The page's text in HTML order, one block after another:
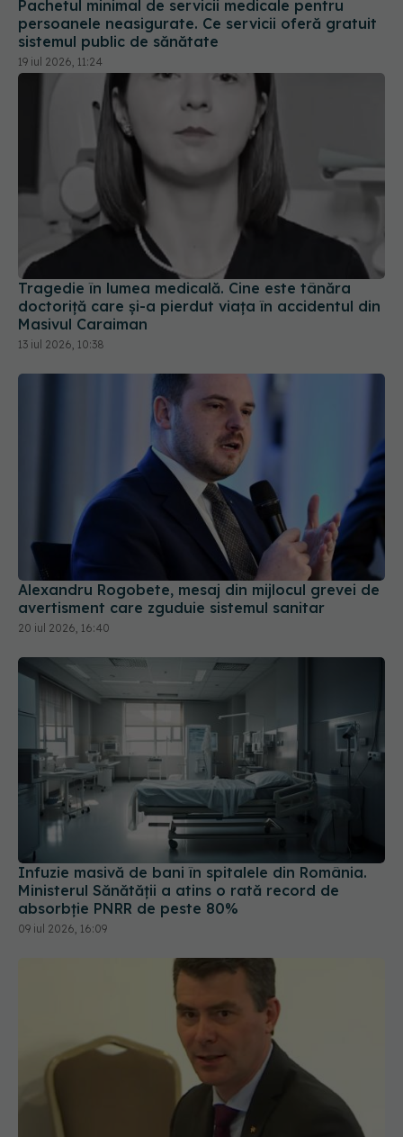
Pachetul minimal de servicii medicale pentru
persoanele neasigurate. Ce servicii oferă gratuit
sistemul public de sănătate
19 iul 2026, 11:24
Tragedie în lumea medicală. Cine este tânăra
doctoriță care și-a pierdut viața în accidentul din
Masivul Caraiman
13 iul 2026, 10:38
Alexandru Rogobete, mesaj din mijlocul grevei de
avertisment care zguduie sistemul sanitar
20 iul 2026, 16:40
Infuzie masivă de bani în spitalele din România.
Ministerul Sănătății a atins o rată record de
absorbție PNRR de peste 80%
09 iul 2026, 16:09